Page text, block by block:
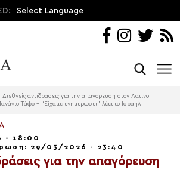
Select Language
Διεθνείς αντιδράσεις για την απαγόρευση στον Λατίνο
Tάφο – “Είχαμε ενημερώσει” λέει το Ισραήλ
- 18:00
29/03/2026 - 23:40
για την απαγόρευση